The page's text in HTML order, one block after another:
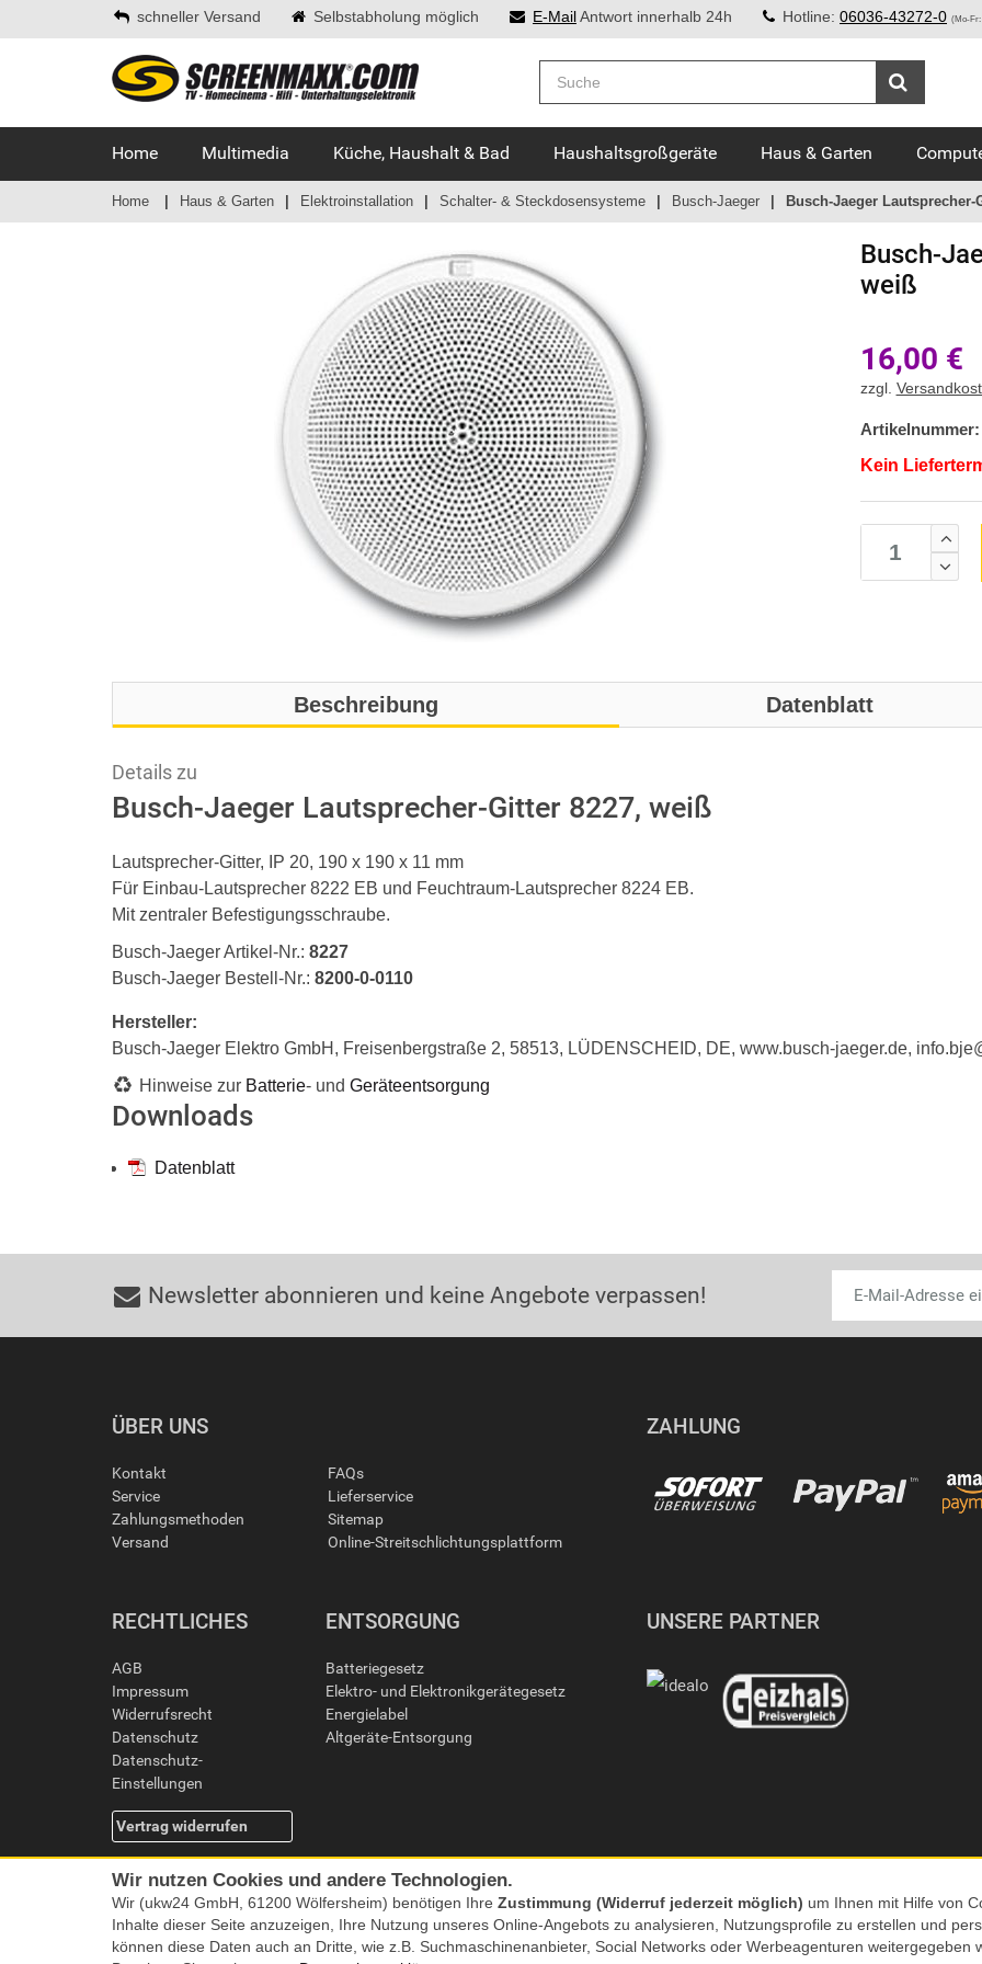
schneller Versand Selbstabholung möglich E-MailAntwort innerhalb 24h Hotline: 06036-43272-0 (Mo-Fr:
Home Multimedia Küche, Haushalt & Bad Haushaltsgroßgeräte Haus & Garten
Home Haus & Garten Elektroinstallation Schalter- & Steckdosensysteme Busch-Jaeger Busch-Jaeger Lautsprecher-
Busch-
weiß
16,00 €
zzgl.
Artikelnummer:
Kein
Beschreibung Datenblatt
Details zu
Busch-Jaeger Lautsprecher-Gitter 8227, weiß
Lautsprecher-Gitter, IP 20, 190 x 190 x 11 mm
Für Einbau-Lautsprecher 8222 EB und Feuchtraum-Lautsprecher 8224 EB.
Mit zentraler Befestigungsschraube.
Busch-Jaeger Artikel-Nr.: 8227
Busch-Jaeger Bestell-Nr.: 8200-0-0110
Hersteller:
Busch-Jaeger Elektro GmbH, Freisenbergstraße 2, 58513, LÜDENSCHEID, DE, www.busch-jaeger.de,
Hinweise zur Batterie- und Geräteentsorgung
Downloads
Datenblatt
Newsletter abonnieren und keine Angebote verpassen!
ÜBER UNS
Kontakt
Service
Zahlungsmethoden
Versand
FAQs
Lieferservice
Sitemap
Online-Streitschlichtungsplattform
ZAHLUNG
RECHTLICHES
AGB
Impressum
Widerrufsrecht
Datenschutz
Datenschutz-
Einstellungen
Vertrag widerrufen
ENTSORGUNG
Batteriegesetz
Elektro- und Elektronikgerätegesetz
Energielabel
Altgeräte-Entsorgung
UNSERE PARTNER
Wir nutzen Cookies und andere Technologien.
Wir (ukw24 GmbH, 61200 Wölfersheim) benötigen Ihre Zustimmung (Widerruf jederzeit möglich) um Ihnen mit Hilfe von
Inhalte dieser Seite anzuzeigen, Ihre Nutzung unseres Online-Angebots zu analysieren, Nutzungsprofile zu erstellen und
können diese Daten auch an Dritte, wie z.B. Suchmaschinenanbieter, Social Networks oder Werbeagenturen